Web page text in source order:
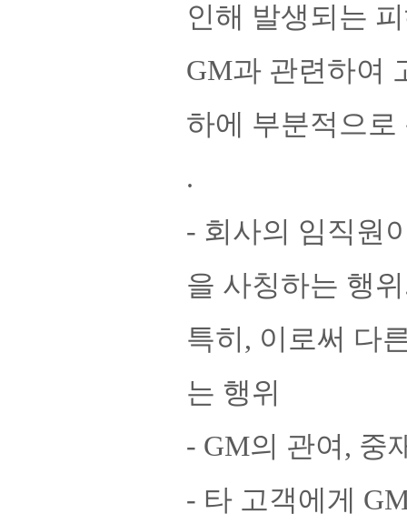
인해 발생되는
GM과 관련하여
하에 부분적으
.
- 회사의 임직원
을 사칭하는 행
특히, 이로써 다
는 행위
- GM의 관여, 중
- 타 고객에게